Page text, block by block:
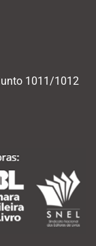
1011/1012